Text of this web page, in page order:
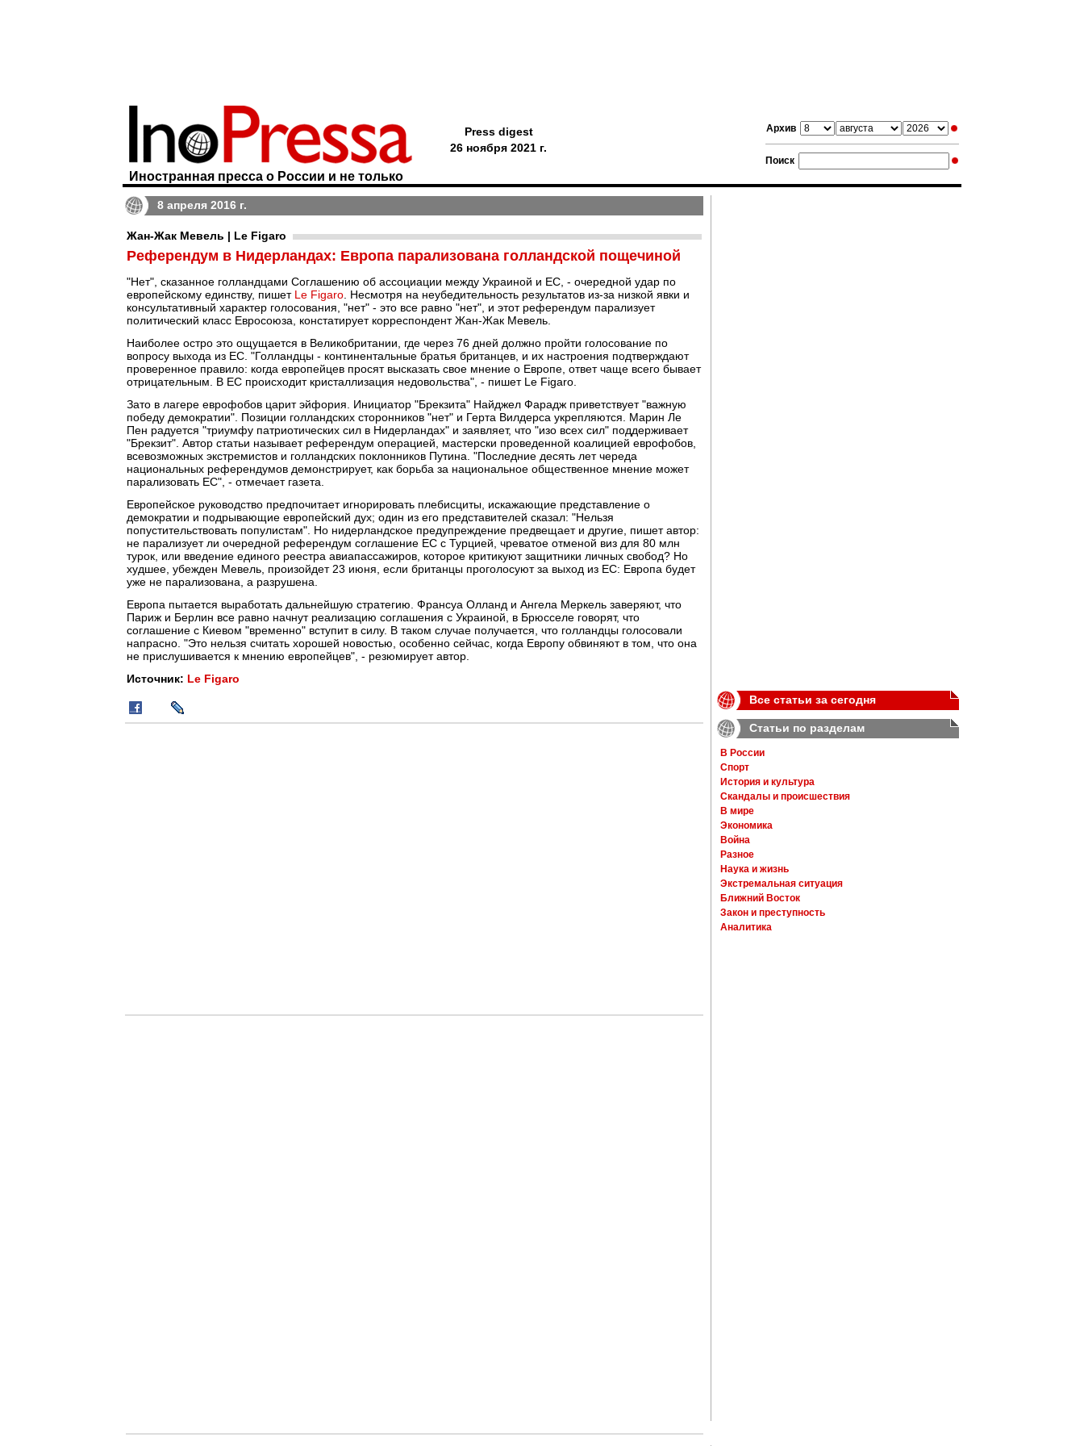
Архив
Поиск
Иностранная пресса о России и не только
Press digest
26 ноября 2021 г.
8 апреля 2016 г.
Жан-Жак Мевель | Le Figaro
Референдум в Нидерландах: Европа парализована голландской пощечиной
"Нет", сказанное голландцами Соглашению об ассоциации между Украиной и ЕС, - очередной удар по
европейскому единству, пишет Le Figaro . Несмотря на неубедительность результатов из-за низкой явки и
консультативный характер голосования, "нет" - это все равно "нет", и этот референдум парализует
политический класс Евросоюза, констатирует корреспондент Жан-Жак Мевель.
Наиболее остро это ощущается в Великобритании, где через 76 дней должно пройти голосование по
вопросу выхода из ЕС. "Голландцы - континентальные братья британцев, и их настроения подтверждают
проверенное правило: когда европейцев просят высказать свое мнение о Европе, ответ чаще всего бывает
отрицательным. В ЕС происходит кристаллизация недовольства", - пишет Le Figaro.
Зато в лагере еврофобов царит эйфория. Инициатор "Брекзита" Найджел Фарадж приветствует "важную
победу демократии". Позиции голландских сторонников "нет" и Герта Вилдерса укрепляются. Марин Ле
Пен радуется "триумфу патриотических сил в Нидерландах" и заявляет, что "изо всех сил" поддерживает
"Брекзит". Автор статьи называет референдум операцией, мастерски проведенной коалицией еврофобов,
всевозможных экстремистов и голландских поклонников Путина. "Последние десять лет череда
национальных референдумов демонстрирует, как борьба за национальное общественное мнение может
парализовать ЕС", - отмечает газета.
Европейское руководство предпочитает игнорировать плебисциты, искажающие представление о
демократии и подрывающие европейский дух; один из его представителей сказал: "Нельзя
попустительствовать популистам". Но нидерландское предупреждение предвещает и другие, пишет автор:
не парализует ли очередной референдум соглашение ЕС с Турцией, чреватое отменой виз для 80 млн
турок, или введение единого реестра авиапассажиров, которое критикуют защитники личных свобод? Но
худшее, убежден Мевель, произойдет 23 июня, если британцы проголосуют за выход из ЕС: Европа будет
уже не парализована, а разрушена.
Европа пытается выработать дальнейшую стратегию. Франсуа Олланд и Ангела Меркель заверяют, что
Париж и Берлин все равно начнут реализацию соглашения с Украиной, в Брюсселе говорят, что
соглашение с Киевом "временно" вступит в силу. В таком случае получается, что голландцы голосовали
напрасно. "Это нельзя считать хорошей новостью, особенно сейчас, когда Европу обвиняют в том, что она
не прислушивается к мнению европейцев", - резюмирует автор.
Источник: Le Figaro
Все статьи за сегодня
Статьи по разделам
В России
Спорт
История и культура
Скандалы и происшествия
В мире
Экономика
Война
Разное
Наука и жизнь
Экстремальная ситуация
Ближний Восток
Закон и преступность
Аналитика